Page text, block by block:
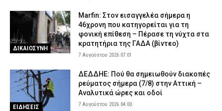
ΔΙΚΑΙΟΣΥΝΗ
Marfin: Στον εισαγγελέα σήμερα η
46χρονη που κατηγορείται για τη
φονική επίθεση – Πέρασε τη νύχτα στα
κρατητήρια της ΓΑΔΑ (βίντεο)
7 Αυγούστου 2026 07:01
ΕΙΔΗΣΕΙΣ
ΔΕΔΔΗΕ: Πού θα σημειωθούν διακοπές
ρεύματος σήμερα (7/8) στην Αττική –
Αναλυτικά ώρες και οδοί
7 Αυγούστου 2026 04:00